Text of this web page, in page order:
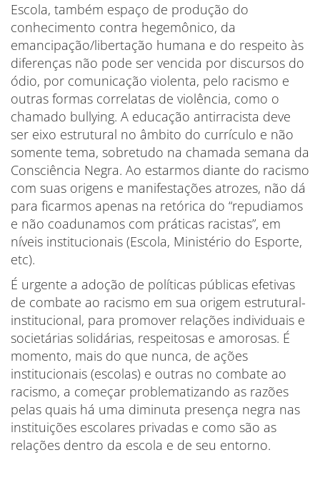
Escola, também espaço de produção do
conhecimento contra hegemônico, da
emancipação/libertação humana e do respeito às
diferenças não pode ser vencida por discursos do
ódio, por comunicação violenta, pelo racismo e
outras formas correlatas de violência, como o
chamado bullying. A educação antirracista deve
ser eixo estrutural no âmbito do currículo e não
somente tema, sobretudo na chamada semana da
Consciência Negra. Ao estarmos diante do racismo
com suas origens e manifestações atrozes, não dá
para ficarmos apenas na retórica do “repudiamos
e não coadunamos com práticas racistas”, em
níveis institucionais (Escola, Ministério do Esporte,
etc).
É urgente a adoção de políticas públicas efetivas
de combate ao racismo em sua origem estrutural-
institucional, para promover relações individuais e
societárias solidárias, respeitosas e amorosas. É
momento, mais do que nunca, de ações
institucionais (escolas) e outras no combate ao
racismo, a começar problematizando as razões
pelas quais há uma diminuta presença negra nas
instituições escolares privadas e como são as
relações dentro da escola e de seu entorno.